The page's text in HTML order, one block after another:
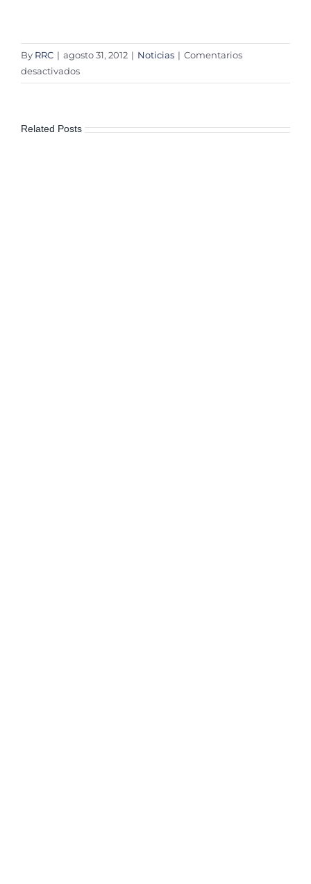
By RRC | agosto 31, 2012 | Noticias | Comentarios
desactivadosen
Información
ser
Related Posts